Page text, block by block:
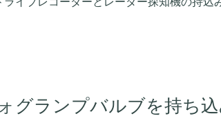
グランプバルブを持ち